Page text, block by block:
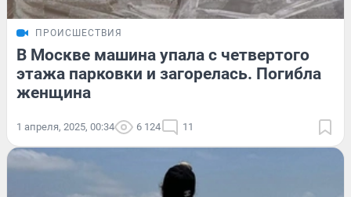
ПРОИСШЕСТВИЯ
В Москве машина упала с четвертого
этажа парковки и загорелась. Погибла
женщина
1 апреля, 2025, 00:34 6 124 11